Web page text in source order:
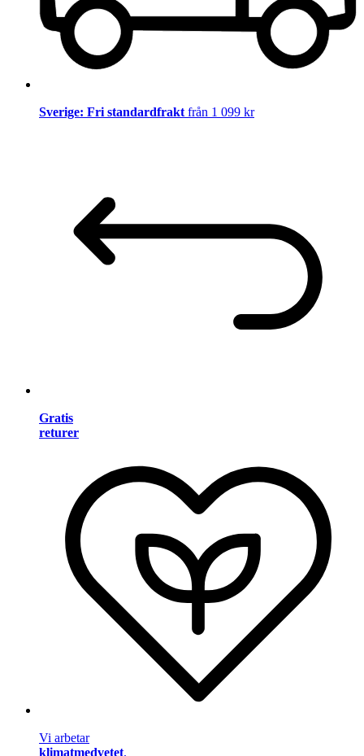
Sverige: Fri standardfrakt från 1 099 kr
Gratis
returer
Vi arbetar
klimatmedvetet.